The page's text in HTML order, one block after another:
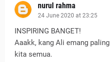
nurul rahma
24 June 2020 at 23:25
INSPIRING BANGET!
Aaakk, kang Ali emang
kita semua.